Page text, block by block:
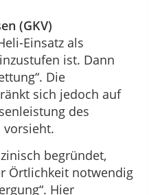
(GKV)
Einsatz als
ist. Dann
Die
sich jedoch auf
des
vorsieht.
begründet,
Örtlichkeit notwendig
Hier